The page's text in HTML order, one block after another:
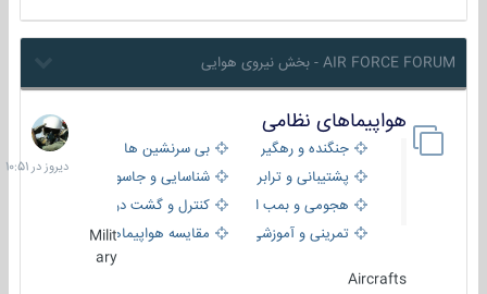
AIR FORCE FORUM - بخش نیروی هوایی
هواپیماهای نظامی
جنگنده و رهگیر
بی سرنشین ها
پشتیبانی و ترابری
شناسایی و جاسوسی
هجومی و بمب افکن
کنترل و گشت دریایی
تمرینی و آموزشی
مقایسه هواپیماهاMilit
ary
Aircrafts
دیروز
در
10:51